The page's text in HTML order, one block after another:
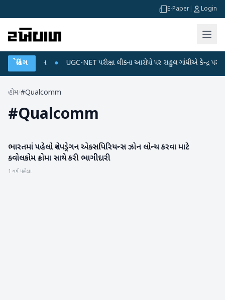
E-Paper Login
બ્રેકિંગ
ડેટા પ્લાન ● UGC-NET પરીક્ષા લીકના આરોપો પર રાહુલ ગાંધીએ કેન્દ્ર પર પ્રહાર
હોમ/#Qualcomm
#Qualcomm
સાયન્સ & ટેકનોલોજી
ભારતમાં પહેલો સ્નેપડ્રેગન એક્સપિરિયન્સ ઝોન લોન્ચ કરવા માટે
ક્વોલકોમ ક્રોમા સાથે કરી ભાગીદારી
1 વર્ષ પહેલા